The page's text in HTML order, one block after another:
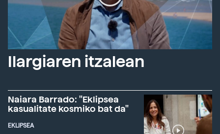
Ilargiaren itzalean
Naiara Barrado: "Eklipsea
kasualitate kosmiko bat da"
EKLIPSEA